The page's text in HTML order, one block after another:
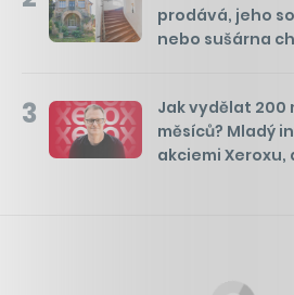
prodává, jeho
nebo sušárna
3
Jak vydělat 200
měsíců? Mladý
akciemi